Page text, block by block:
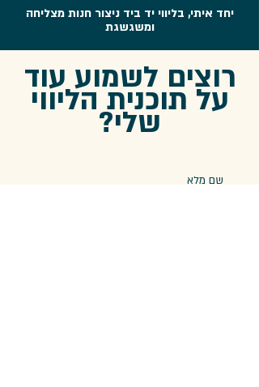
יחד איתי, בליווי יד ביד ניצור חנות מצליחה
ומשגשגת
רוצים לשמוע עוד
על תוכנית הליווי
שלי?